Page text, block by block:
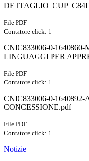
File PDF
Contatore click: 1
CNIC833006-0-1640860-
LINGUAGGI PER
File PDF
Contatore click: 1
CNIC833006-0-
CONCESSIONE.pdf
File PDF
Contatore click: 1
Notizie